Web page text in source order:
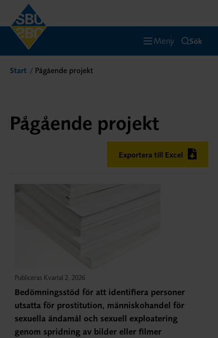
Meny Sök
Start Pågående projekt
Pågående projekt
Exportera till Excel
Publiceras Kvartal 2, 2026
Bedömningsstöd för att identifiera personer
utsatta för prostitution, människohandel för
sexuella ändamål och sexuell exploatering
genom spridning av bilder eller filmer